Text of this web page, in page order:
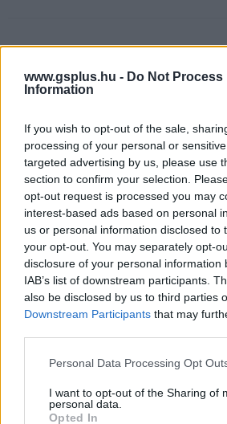
www.gsplus.hu - Do Not Process
Information
If you wish to opt-out of the sale,
processing of your personal or
targeted advertising by us, please use
section to confirm your selection.
opt-out request is processed you may
interest-based ads based on personal
us or personal information disclosed to
your opt-out. You may separately opt-
disclosure of your personal information
IAB’s list of downstream participants.
also be disclosed by us to third parties
Downstream Participants that may
Please note that this website/app uses
not limited to your visit or usage
grant or deny consent to Google and
Personal Data Processing Opt
I want to opt-out of the Sharing of
personal data.
Opted In
Parádésan nyitott
Romulus a
Deadpool &
döntött, eközben
Borderlands... nos,
képzelhetitek